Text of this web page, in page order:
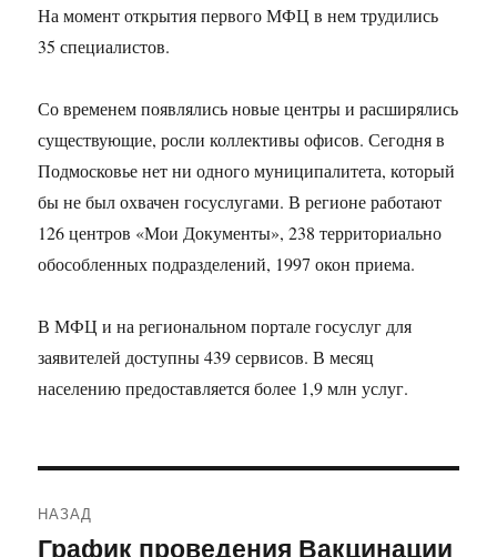
На момент открытия первого МФЦ в нем трудились
35 специалистов.
Со временем появлялись новые центры и расширялись
существующие, росли коллективы офисов. Сегодня в
Подмосковье нет ни одного муниципалитета, который
бы не был охвачен госуслугами. В регионе работают
126 центров «Мои Документы», 238 территориально
обособленных подразделений, 1997 окон приема.
В МФЦ и на региональном портале госуслуг для
заявителей доступны 439 сервисов. В месяц
населению предоставляется более 1,9 млн услуг.
по
НАЗАД
Предыдущая
График проведения Вакцинации